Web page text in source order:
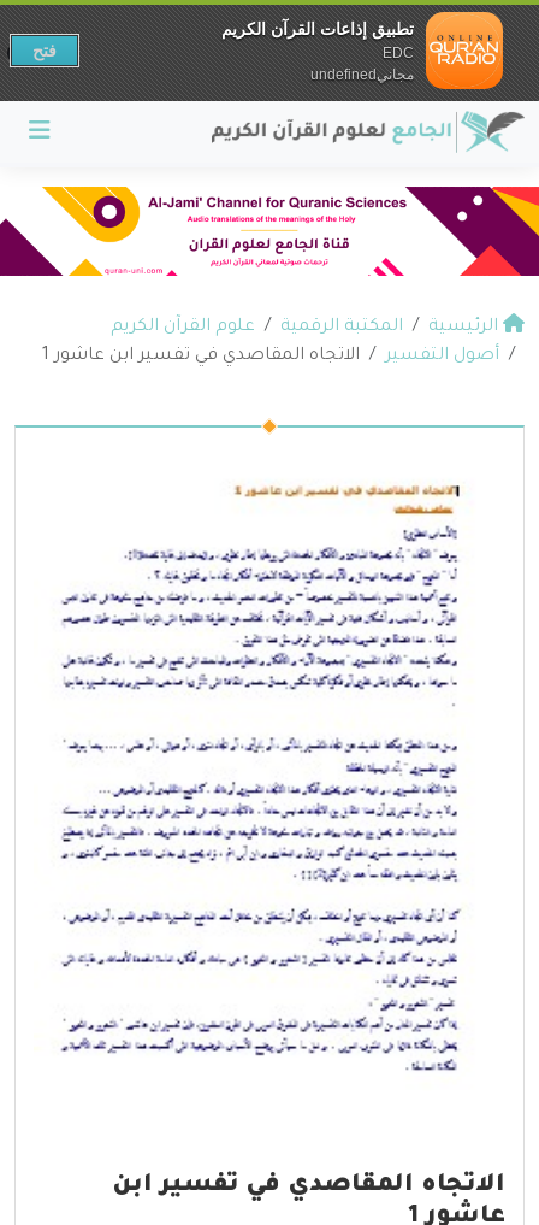
الرئيسية المكتبة الرقمية
علوم القرآن الكريم
أصول التفسير
الاتجاه المقاصدي في تفسير ابن عاشور 1
الاتجاه المقاصدي في تفسير ابن
عاشور 1
تطبيق إذاعات القرآن الكريم
EDC
مجانيundefined
فتح